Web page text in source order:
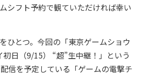
シフト予約で観ていただければ幸い
ひとつ。今回の「東京ゲームショウ
日（9/15） “超”生中継！」という
信を予定している「ゲームの電撃チ